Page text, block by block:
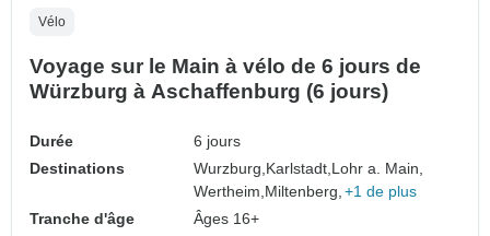
Vélo
Voyage sur le Main à vélo de 6 jours de
Würzburg à Aschaffenburg (6 jours)
Durée
6 jours
Destinations
Wurzburg, Karlstadt, Lohr a. Main,
Wertheim, Miltenberg, +1 de plus
Tranche d'âge
Âges 16+